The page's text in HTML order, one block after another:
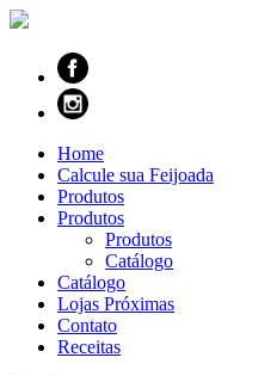
Home
Calcule sua Feijoada
Produtos
Produtos
Produtos
Catálogo
Catálogo
Lojas Próximas
Contato
Receitas